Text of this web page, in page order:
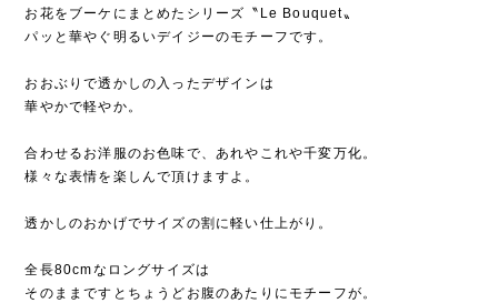
お花をブーケにまとめたシリーズ〝Le Bouquet〟
パッと華やぐ明るいデイジーのモチーフです。
おおぶりで透かしの入ったデザインは
華やかで軽やか。
合わせるお洋服のお色味で、あれやこれや千変万化。
様々な表情を楽しんで頂けますよ。
透かしのおかげでサイズの割に軽い仕上がり。
全長80cmなロングサイズは
そのままですとちょうどお腹のあたりにモチーフが。